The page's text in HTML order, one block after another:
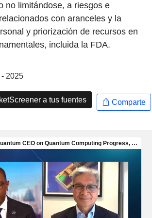
no limitándose, a riesgos e
con aranceles y la
y priorización de recursos en
incluida la FDA.
2025
a tus fuentes Comparte